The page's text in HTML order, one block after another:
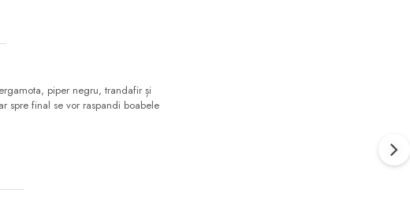
piper negru, trandafir și
spre final se vor raspandi boabele